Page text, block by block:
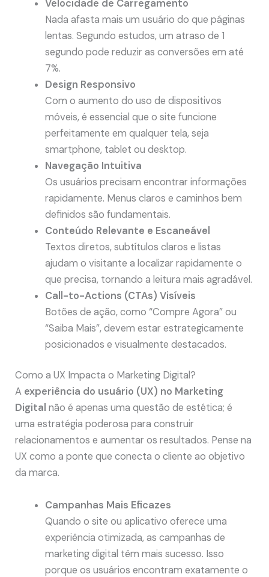
Velocidade de Carregamento
Nada afasta mais um usuário do que páginas
lentas. Segundo estudos, um atraso de 1
segundo pode reduzir as conversões em até
7%.
Design Responsivo
Com o aumento do uso de dispositivos
móveis, é essencial que o site funcione
perfeitamente em qualquer tela, seja
smartphone, tablet ou desktop.
Navegação Intuitiva
Os usuários precisam encontrar informações
rapidamente. Menus claros e caminhos bem
definidos são fundamentais.
Conteúdo Relevante e Escaneável
Textos diretos, subtítulos claros e listas
ajudam o visitante a localizar rapidamente o
que precisa, tornando a leitura mais agradável.
Call-to-Actions (CTAs) Visíveis
Botões de ação, como “Compre Agora” ou
“Saiba Mais”, devem estar estrategicamente
posicionados e visualmente destacados.
Como a UX Impacta o Marketing Digital?
A experiência do usuário (UX) no Marketing
Digital não é apenas uma questão de estética; é
uma estratégia poderosa para construir
relacionamentos e aumentar os resultados. Pense na
UX como a ponte que conecta o cliente ao objetivo
da marca.
Campanhas Mais Eficazes
Quando o site ou aplicativo oferece uma
experiência otimizada, as campanhas de
marketing digital têm mais sucesso. Isso
porque os usuários encontram exatamente o